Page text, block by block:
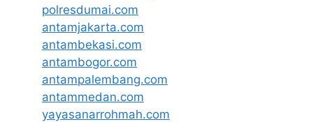
polresdumai.com
antamjakarta.com
antambekasi.com
antambogor.com
antampalembang.com
antammedan.com
yayasanarrohmah.com